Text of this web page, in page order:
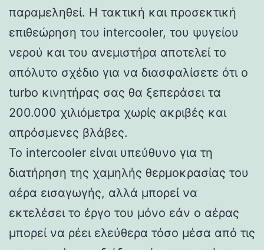
παραμεληθεί. Η τακτική και προσεκτική
επιθεώρηση του intercooler, του ψυγείου
νερού και του ανεμιστήρα αποτελεί το
απόλυτο σχέδιο για να διασφαλίσετε ότι ο
turbo κινητήρας σας θα ξεπεράσει τα
200.000 χιλιόμετρα χωρίς ακριβές και
απρόσμενες βλάβες.
Το intercooler είναι υπεύθυνο για τη
διατήρηση της χαμηλής θερμοκρασίας του
αέρα εισαγωγής, αλλά μπορεί να
εκτελέσει το έργο του μόνο εάν ο αέρας
μπορεί να ρέει ελεύθερα τόσο μέσα από τις